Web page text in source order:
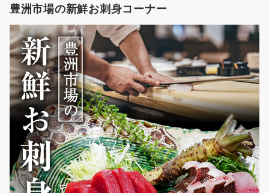
豊洲市場の新鮮お刺身コーナー